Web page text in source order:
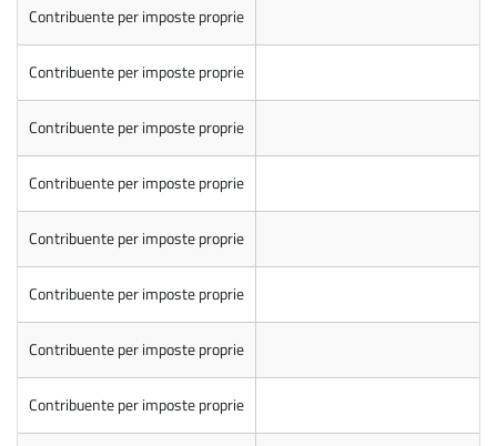
Contribuente per imposte proprie
Contribuente per imposte proprie
Contribuente per imposte proprie
Contribuente per imposte proprie
Contribuente per imposte proprie
Contribuente per imposte proprie
Contribuente per imposte proprie
Contribuente per imposte proprie